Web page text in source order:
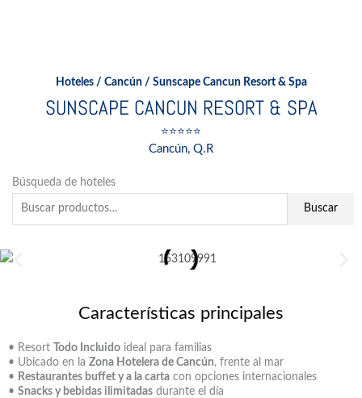
Hoteles/ Cancún/ Sunscape Cancun Resort & Spa
SUNSCAPE CANCUN RESORT & SPA
⭐⭐⭐⭐⭐
Cancún, Q.R
Búsqueda de hoteles
Buscar
por:
Buscar
Características principales
• Resort Todo Incluido ideal para familias
• Ubicado en la Zona Hotelera de Cancún, frente al mar
• Restaurantes buffet y a la carta con opciones internacionales
• Snacks y bebidas ilimitadas durante el día